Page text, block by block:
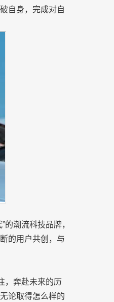
自身，完成对自
潮流科技品牌，
的用户共创，与
，奔赴未来的历
论取得怎么样的